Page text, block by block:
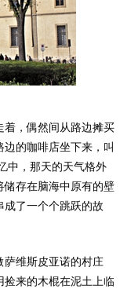
，偶然间从路边摊买
的咖啡店坐下来，叫
中，那天的天气格外
存在脑海中原有的壁
了一个个跳跃的故
萨维斯皮亚诺的村庄
来的木棍在泥土上临